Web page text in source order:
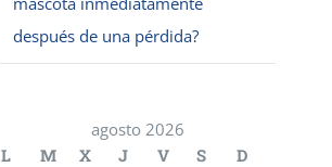
después de una pérdida?
agosto 2026
L
M X J V S
D